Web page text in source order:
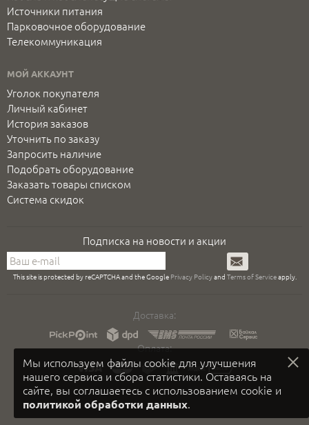
Мы используем файлы cookie для улучшения
нашего сервиса и сбора статистики. Оставаясь на
сайте, вы соглашаетесь с использованием cookie и
политикой обработки данных.
Источники питания
Парковочное оборудование
Телекоммуникация
МОЙ АККАУНТ
Уголок покупателя
Личный кабинет
История заказов
Уточнить по заказу
Запросить наличие
Подобрать оборудование
Заказать товары списком
Система скидок
Подписка на новости и акции
Подписаться
This site is protected by reCAPTCHA and the Google Privacy Policyand Terms of Serviceapply.
Доставка:
Оплата: